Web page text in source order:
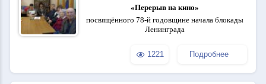
«Перерыв на кино»
посвящённого 78-й годовщине начала блокады
Ленинграда
1221 Подробнее